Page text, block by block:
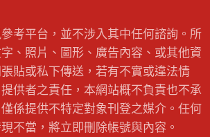
考平台，並不涉入其中任何諮詢。所
、照片、圖形、廣告內容、或其他資
貼或私下傳送，若有不實或違法情
供者之責任，本網站概不負責也不承
係提供不特定對象刊登之媒介。任何
不當，將立即刪除帳號與內容。